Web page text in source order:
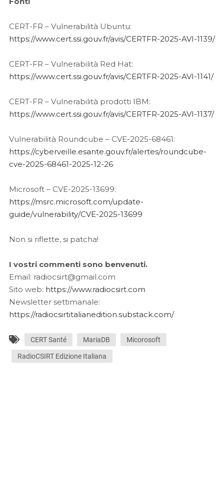
CERT-FR – Vulnerabilità Ubuntu:
https://www.cert.ssi.gouv.fr/avis/CERTFR-2025-AVI-1139/
CERT-FR – Vulnerabilità Red Hat:
https://www.cert.ssi.gouv.fr/avis/CERTFR-2025-AVI-1141/
CERT-FR – Vulnerabilità prodotti IBM:
https://www.cert.ssi.gouv.fr/avis/CERTFR-2025-AVI-1137/
Vulnerabilità Roundcube – CVE-2025-68461:
https://cyberveille.esante.gouv.fr/alertes/roundcube-
cve-2025-68461-2025-12-26
Microsoft – CVE-2025-13699:
https://msrc.microsoft.com/update-
guide/vulnerability/CVE-2025-13699
Non si riflette, si patcha!
I vostri commenti sono benvenuti.
Email: radiocsirt@gmail.com
Sito web: https://www.radiocsirt.com
Newsletter settimanale:
https://radiocsirtitalianedition.substack.com/
CERT Santé MariaDB Micorosoft
RadioCSIRT Edizione Italiana